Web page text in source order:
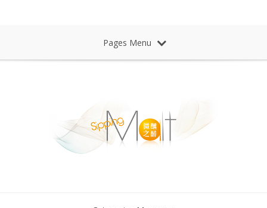
Pages Menu